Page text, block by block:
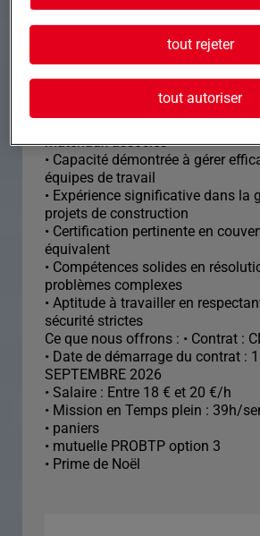
Formation et expérience Nous
couvreur Zingueur confirmé pour
équipe avec une expérience
• Maîtrise des techniques de
matériaux associés
• Capacité démontrée à gérer
équipes de travail
• Expérience significative dans la
projets de construction
• Certification pertinente en
équivalent
• Compétences solides en
problèmes complexes
• Aptitude à travailler en
sécurité strictes
Ce que nous offrons : • Contrat :
• Date de démarrage du contrat :
SEPTEMBRE 2026
• Salaire : Entre 18 € et 20 €/h
• Mission en Temps plein : 39h/
• paniers
• mutuelle PROBTP option 3
• Prime de Noël
tout rejeter
tout autoriser